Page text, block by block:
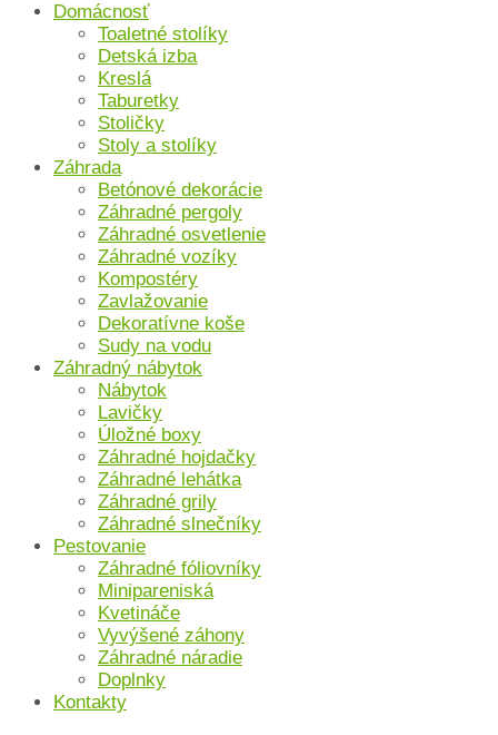
Domácnosť
Toaletné stolíky
Detská izba
Kreslá
Taburetky
Stoličky
Stoly a stolíky
Záhrada
Betónové dekorácie
Záhradné pergoly
Záhradné osvetlenie
Záhradné vozíky
Kompostéry
Zavlažovanie
Dekoratívne koše
Sudy na vodu
Záhradný nábytok
Nábytok
Lavičky
Úložné boxy
Záhradné hojdačky
Záhradné lehátka
Záhradné grily
Záhradné slnečníky
Pestovanie
Záhradné fóliovníky
Minipareniská
Kvetináče
Vyvýšené záhony
Záhradné náradie
Doplnky
Kontakty